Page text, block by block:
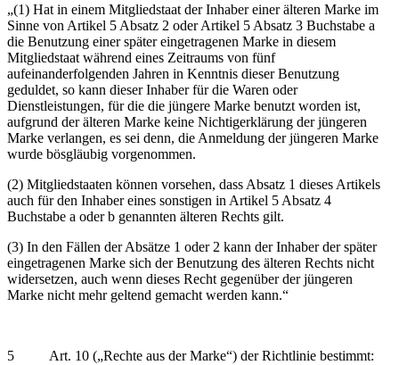
„(1) Hat in einem Mitgliedstaat der Inhaber einer älteren Marke im
Sinne von Artikel 5 Absatz 2 oder Artikel 5 Absatz 3 Buchstabe a
die Benutzung einer später eingetragenen Marke in diesem
Mitgliedstaat während eines Zeitraums von fünf
aufeinanderfolgenden Jahren in Kenntnis dieser Benutzung
geduldet, so kann dieser Inhaber für die Waren oder
Dienstleistungen, für die die jüngere Marke benutzt worden ist,
aufgrund der älteren Marke keine Nichtigerklärung der jüngeren
Marke verlangen, es sei denn, die Anmeldung der jüngeren Marke
wurde bösgläubig vorgenommen.
(2) Mitgliedstaaten können vorsehen, dass Absatz 1 dieses Artikels
auch für den Inhaber eines sonstigen in Artikel 5 Absatz 4
Buchstabe a oder b genannten älteren Rechts gilt.
(3) In den Fällen der Absätze 1 oder 2 kann der Inhaber der später
eingetragenen Marke sich der Benutzung des älteren Rechts nicht
widersetzen, auch wenn dieses Recht gegenüber der jüngeren
Marke nicht mehr geltend gemacht werden kann.“
5 Art. 10 („Rechte aus der Marke“) der Richtlinie bestimmt: